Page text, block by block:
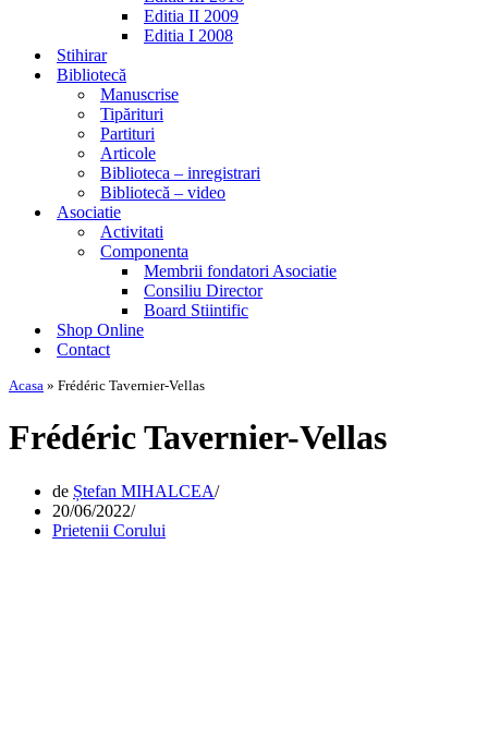
Editia II 2009
Editia I 2008
Stihirar
Bibliotecă
Manuscrise
Tipărituri
Partituri
Articole
Biblioteca – inregistrari
Bibliotecă – video
Asociatie
Activitati
Componenta
Membrii fondatori Asociatie
Consiliu Director
Board Stiintific
Shop Online
Contact
Acasa » Frédéric Tavernier-Vellas
Frédéric Tavernier-Vellas
de Ștefan MIHALCEA
20/06/2022
Prietenii Corului